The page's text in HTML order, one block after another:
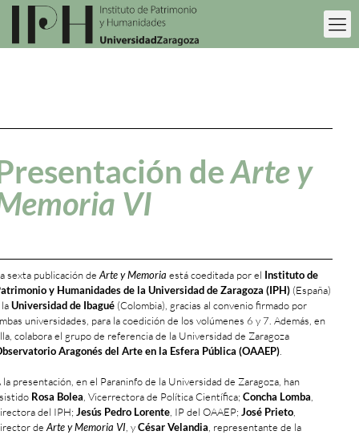
deArte y
VI
sexta publicación de Arte y Memoria está coeditada por el Instituto de
y Humanidades de la Universidad de Zaragoza (IPH) (España)
Universidad de Ibagué (Colombia), gracias al convenio firmado por
universidades, para la coedición de los volúmenes 6 y 7. Además, en
colabora el grupo de referencia de la Universidad de Zaragoza
Aragonés del Arte en la Esfera Pública (OAAEP)
la presentación, en el Paraninfo de la Universidad de Zaragoza, han
Rosa Bolea , Vicerrectora de Política Científica; Concha Lomba
del IPH; Jesús Pedro Lorente , IP del OAAEP; José Prieto
de Arte y Memoria VI , yCésar Velandia , representante de la